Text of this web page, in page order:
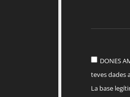
DONES
teves dades
La base